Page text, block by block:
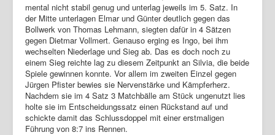
mental nicht stabil genug und unterlag jeweils im 5. Satz. In
der Mitte unterlagen Elmar und Günter deutlich gegen das
Bollwerk von Thomas Lehmann, siegten dafür in 4 Sätzen
gegen Dietmar Vollmert. Genauso erging es Ingo, bei ihm
wechselten Niederlage und Sieg ab. Das es doch noch zu
einem Sieg reichte lag zu diesem Zeitpunkt an Silvia, die beide
Spiele gewinnen konnte. Vor allem im zweiten Einzel gegen
Jürgen Pfister bewies sie Nervenstärke und Kämpferherz.
Nachdem sie im 4 Satz 3 Matchbälle am Stück ungenutzt lies
holte sie im Entscheidungssatz einen Rückstand auf und
schickte damit das Schlussdoppel mit einer erstmaligen
Führung von 8:7 ins Rennen.